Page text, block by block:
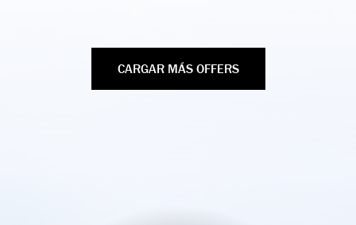
CARGAR MÁS OFFERS